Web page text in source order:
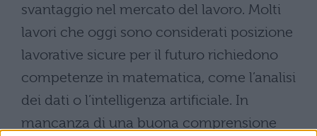
svantaggio nel mercato del lavoro. Molti
lavori che oggi sono considerati posizione
lavorative sicure per il futuro richiedono
competenze in matematica, come l’analisi
dei dati o l’intelligenza artificiale. In
mancanza di una buona comprensione